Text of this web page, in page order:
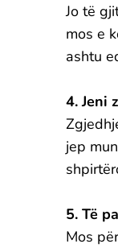
Jo të
mos e
ashtu
4. Jeni
jep
5. Të
Mos